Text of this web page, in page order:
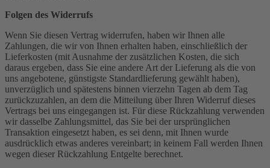
Folgen des Widerrufs
Wenn Sie diesen Vertrag widerrufen, haben wir Ihnen alle
Zahlungen, die wir von Ihnen erhalten haben, einschließlich der
Lieferkosten (mit Ausnahme der zusätzlichen Kosten, die sich
daraus ergeben, dass Sie eine andere Art der Lieferung als die von
uns angebotene, günstigste Standardlieferung gewählt haben),
unverzüglich und spätestens binnen vierzehn Tagen ab dem Tag
zurückzuzahlen, an dem die Mitteilung über Ihren Widerruf dieses
Vertrags bei uns eingegangen ist. Für diese Rückzahlung verwenden
wir dasselbe Zahlungsmittel, das Sie bei der ursprünglichen
Transaktion eingesetzt haben, es sei denn, mit Ihnen wurde
ausdrücklich etwas anderes vereinbart; in keinem Fall werden Ihnen
wegen dieser Rückzahlung Entgelte berechnet.